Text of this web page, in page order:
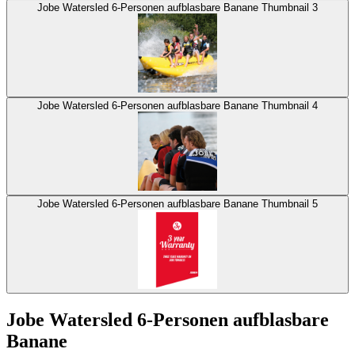
Jobe Watersled 6-Personen aufblasbare Banane Thumbnail 3
Jobe Watersled 6-Personen aufblasbare Banane Thumbnail 4
Jobe Watersled 6-Personen aufblasbare Banane Thumbnail 5
Jobe Watersled 6-Personen aufblasbare
Banane